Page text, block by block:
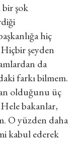
bir şok
hiç
şeyden
da
farkı bilmem.
olduğunu üç
Hele bakanlar,
O yüzden daha
kabul ederek